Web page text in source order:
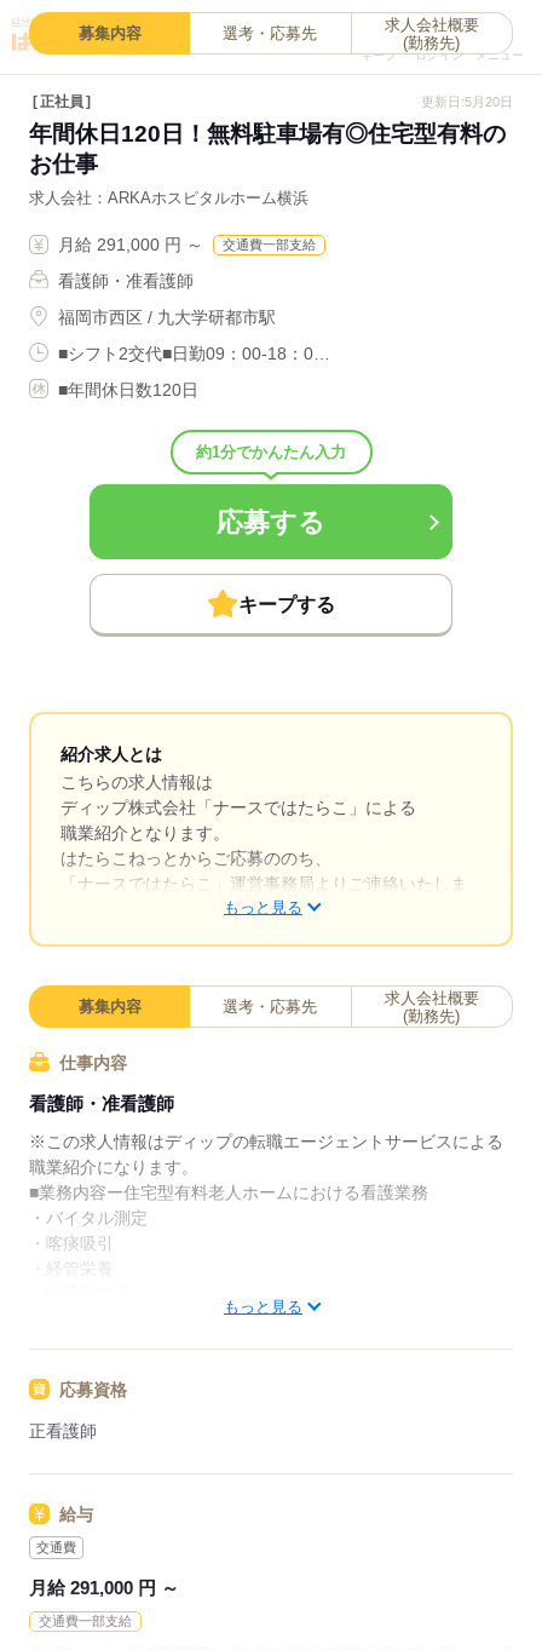
キープ
0
ログイン メニュー
募集内容 選考・応募先
求人会社概要
(勤務先)
正社員 更新日:5月20日
年間休日120日！無料駐車場有◎住宅型有料の
お仕事
求人会社 ARKAホスピタルホーム横浜
月給 291,000 円 ～ 交通費一部支給
看護師・准看護師
福岡市西区 / 九大学研都市駅
■シフト2交代■日勤09：00-18：0…
■年間休日数120日
約1分でかんたん入力
応募する
キープする
紹介求人とは
こちらの求人情報は
ディップ株式会社「ナースではたらこ」による
職業紹介となります。
はたらこねっとからご応募ののち、
「ナースではたらこ」運営事務局よりご連絡いたしま
求職中の看護師さんの転職を専任の
キャリアアドバイザーが入職まで無料でサポートいた
日本最大級の求人情報の中からぴったりな求人をご紹
介。
履歴書作成のアドバイスや面接日の調整だけでなく、
お給料、お休み、入職時期の交渉もサポートします。
【もちろん無料】
費用は一切かかりません。
もっと見る
募集内容 選考・応募先
求人会社概要
(勤務先)
仕事内容
看護師・准看護師
※この求人情報はディップの転職エージェントサービスによる
職業紹介になります。
■業務内容ー住宅型有料老人ホームにおける看護業務
・バイタル測定
・喀痰吸引
・経管栄養
・服薬管理
★おすすめポイント★
ため、専門的なケアを学びスキルアップにつながります！
からの訪問となりますので、新しい職場でも安心◎
産前産後休暇・育児休暇取得後の復帰率も高い数値をキープし
安心して子育てと仕事が両立できる環境を整備しています！
これからライフイベントを迎える方にもおすすめ◎
もっと見る
応募資格
正看護師
給与
交通費
月給 291,000 円 ～
交通費一部支給